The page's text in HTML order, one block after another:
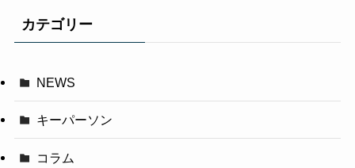
カテゴリー
NEWS
キーパーソン
コラム